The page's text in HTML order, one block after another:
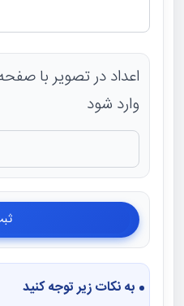
وارد شود
به نکات زیر توجه کنید